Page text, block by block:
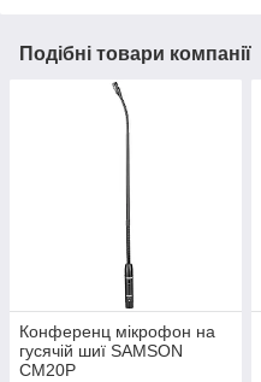
Подібні товари компанії
Конференц мікрофон на
гусячій шиї SAMSON
CM20P